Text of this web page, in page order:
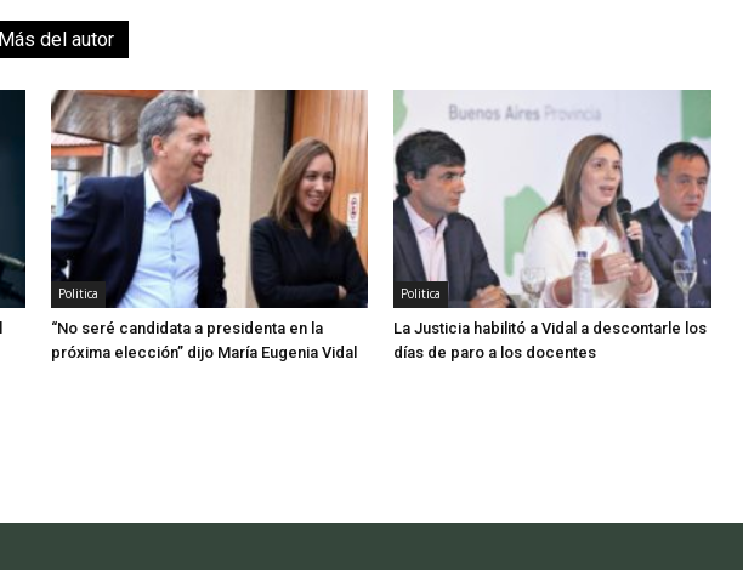
Más del autor
Politica
“No seré candidata a presidenta en la
próxima elección” dijo María Eugenia Vidal
Politica
La Justicia habilitó a Vidal a descontarle los
días de paro a los docentes